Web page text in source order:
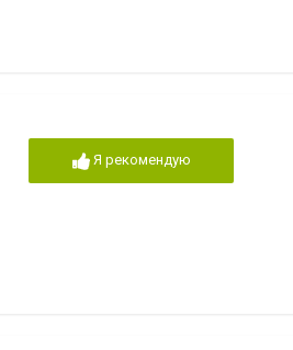
Я рекомендую